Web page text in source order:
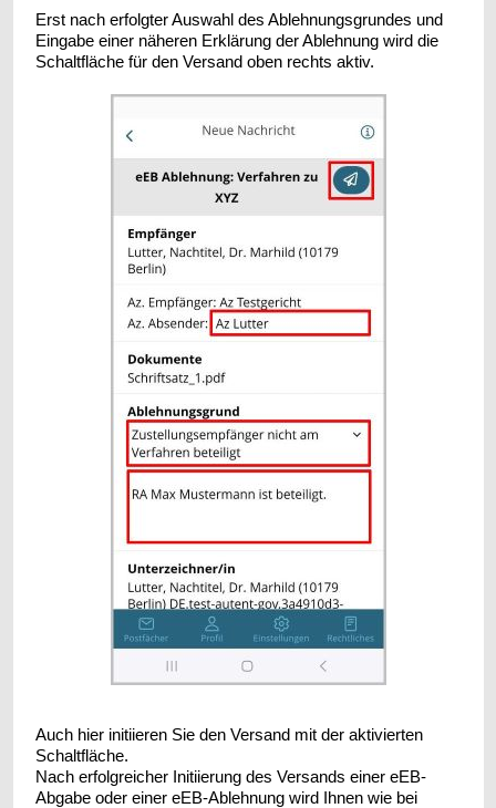
Erst nach erfolgter Auswahl des Ablehnungsgrundes und
Eingabe einer näheren Erklärung der Ablehnung wird die
Schaltfläche für den Versand oben rechts aktiv.
Auch hier initiieren Sie den Versand mit der aktivierten
Schaltfläche.
Nach erfolgreicher Initiierung des Versands einer eEB-
Abgabe oder einer eEB-Ablehnung wird Ihnen wie bei